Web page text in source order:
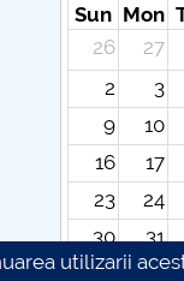
Sun Mon
26
27
2
3
9
10
16
17
23
24
30
31
utilizarii